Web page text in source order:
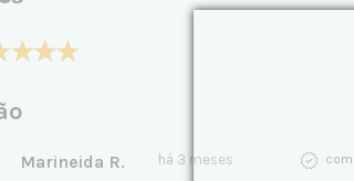
Marineida R. há 3 meses